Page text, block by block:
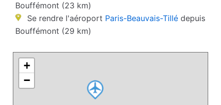
Bouffémont (23 km)
Se rendre l'aéroport Paris-Beauvais-Tillé depuis
Bouffémont (29 km)
+
−